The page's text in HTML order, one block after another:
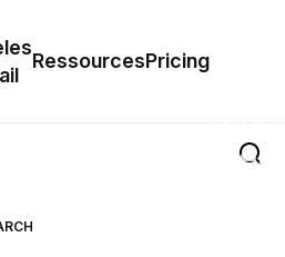
RessourcesPricing